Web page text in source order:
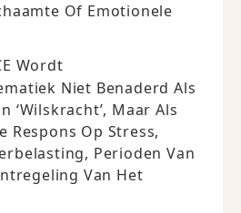
Of Emotionele
Wordt
Niet Benaderd Als
‘wilskracht’, Maar Als
Respons Op Stress,
Perioden Van
Van Het